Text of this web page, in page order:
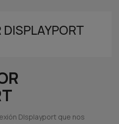
DIsplayport que nos